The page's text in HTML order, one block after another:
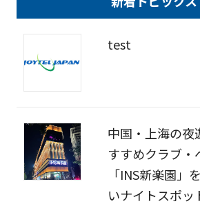
test
中国・上海の夜
すすめクラブ・
「INS新楽園」
いナイトスポッ